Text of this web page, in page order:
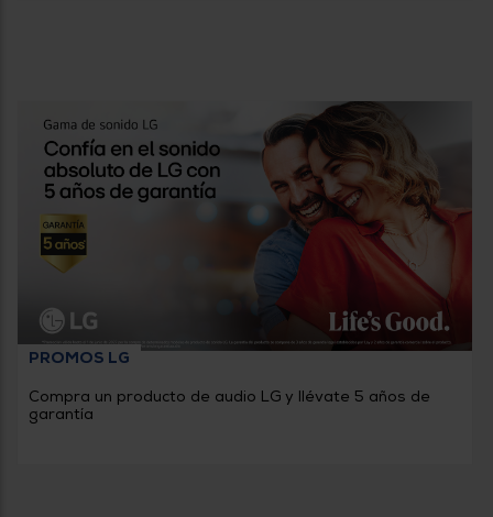
PROMOS LG
Compra un producto de audio LG y llévate 5 años de
garantía